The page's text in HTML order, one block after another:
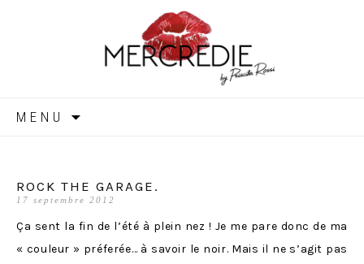
MERCREDIE
MENU
ROCK THE GARAGE.
17 septembre 2012
Ça sent la fin de l’été à plein nez ! Je me pare donc de ma
« couleur » préferée… à savoir le noir. Mais il ne s’agit pas